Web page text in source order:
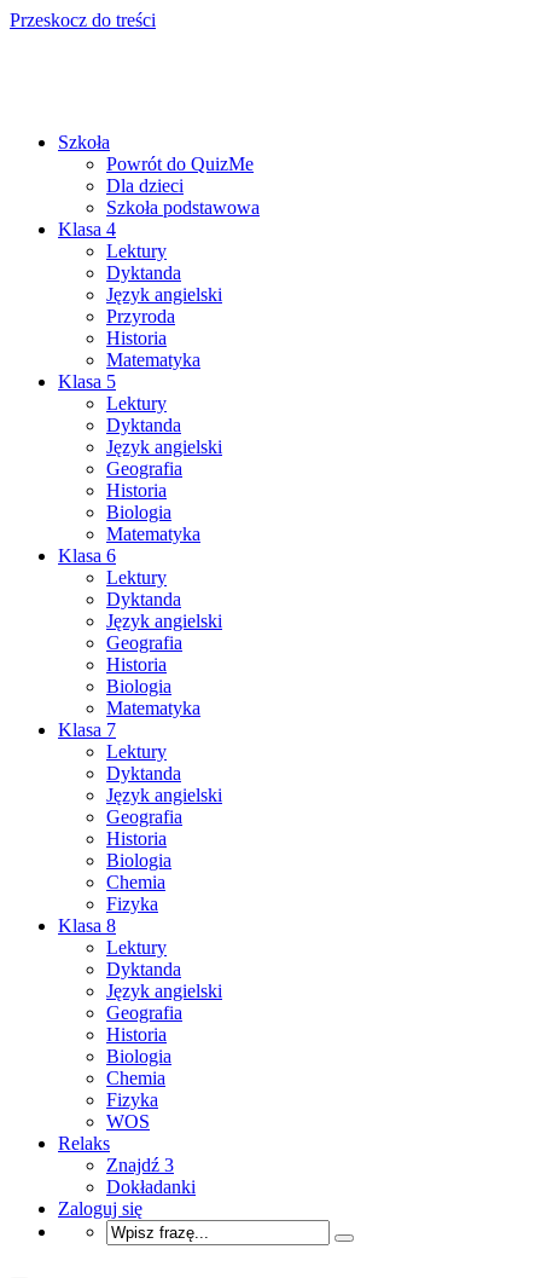
Przeskocz do treści
Szkoła
Powrót do QuizMe
Dla dzieci
Szkoła podstawowa
Klasa 4
Lektury
Dyktanda
Język angielski
Przyroda
Historia
Matematyka
Klasa 5
Lektury
Dyktanda
Język angielski
Geografia
Historia
Biologia
Matematyka
Klasa 6
Lektury
Dyktanda
Język angielski
Geografia
Historia
Biologia
Matematyka
Klasa 7
Lektury
Dyktanda
Język angielski
Geografia
Historia
Biologia
Chemia
Fizyka
Klasa 8
Lektury
Dyktanda
Język angielski
Geografia
Historia
Biologia
Chemia
Fizyka
WOS
Relaks
Znajdź 3
Dokładanki
Zaloguj się